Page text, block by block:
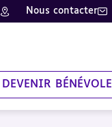
Nous contacter
DEVENIR BÉNÉVOLE